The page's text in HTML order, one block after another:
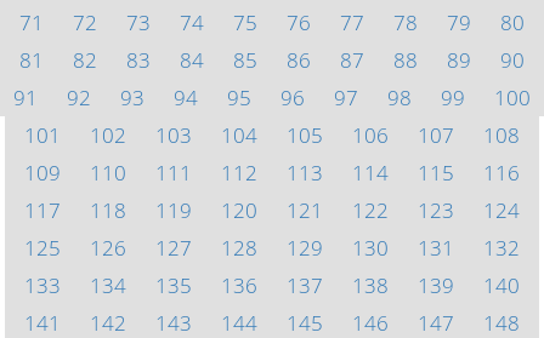
71
72 73 74 75 76 77 78 79
80
81
82 83 84 85 86 87 88 89
90
91
92 93 94 95 96 97 98 99
100
101
102 103 104 105 106 107
108
109
110 111 112 113 114 115
116
117
118 119 120 121 122 123
124
125
126 127 128 129 130 131
132
133
134 135 136 137 138 139
140
141
142 143 144 145 146 147
148